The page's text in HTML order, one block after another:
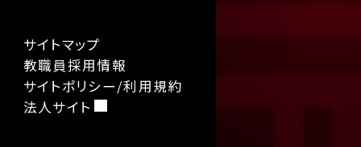
サイトマップ
教職員採用情報
サイトポリシー/利用規約
法人サイト